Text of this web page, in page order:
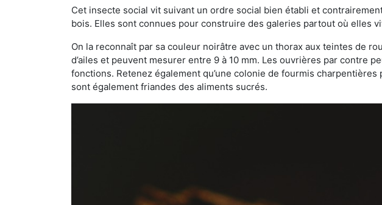
Cet insecte social vit suivant un ordre social bien établi et
bois. Elles sont connues pour construire des galeries partout où elles
On la reconnaît par sa couleur noirâtre avec un thorax aux teintes de
d’ailes et peuvent mesurer entre 9 à 10 mm. Les ouvrières par contre
fonctions. Retenez également qu’une colonie de fourmis
sont également friandes des aliments sucrés.